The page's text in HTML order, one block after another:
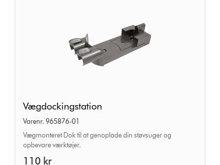
Vægdockingstation
Varenr. 965876-01
Vægmonteret Dok til at genoplade din støvsuger og
opbevare værktøjer.
110 kr